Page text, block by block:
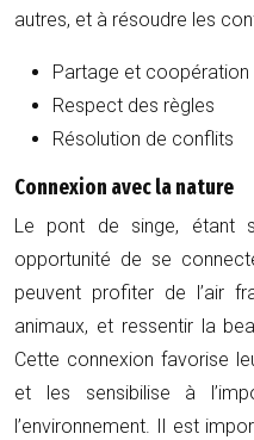
autres, et à résoudre les
Partage et coopération
Respect des règles
Résolution de conflits
Connexion avec la nature
Le pont de singe, étant
opportunité de se
peuvent profiter de l’air
animaux, et ressentir la
Cette connexion favorise
et les sensibilise à
l’environnement. Il est